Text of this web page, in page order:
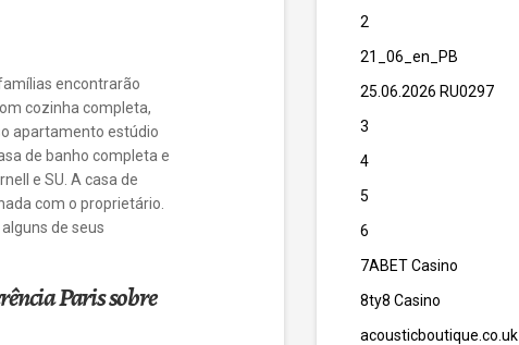
encontrarão
cozinha completa,
apartamento estúdio
de banho completa e
e SU. A casa de
com o proprietário.
de seus
Paris sobre
2
21_06_en_PB
25.06.2026 RU0297
3
4
5
6
7ABET Casino
8ty8 Casino
acousticboutique.co.uk